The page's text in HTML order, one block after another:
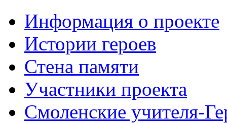
Информация о проекте
Истории героев
Стена памяти
Участники проекта
Смоленские учителя-